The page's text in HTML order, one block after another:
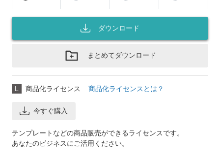
ダウンロード
まとめてダウンロード
L 商品化ライセンス 商品化ライセンスとは？
今すぐ購入
テンプレートなどの商品販売ができるライセンスです。
あなたのビジネスにご活用ください。